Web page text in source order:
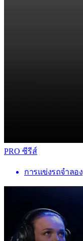
PRO ซีรีส์
การแข่งรถจำลอง